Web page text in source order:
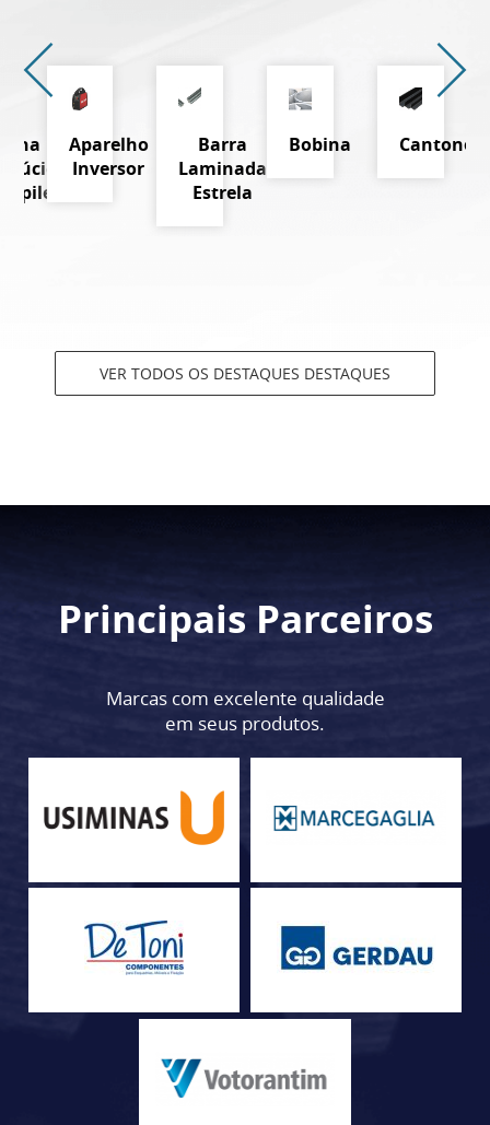
Aparelho
Inversor
Barra
Laminada
Estrela
Bobina
VER TODOS OS DESTAQUES DESTAQUES
Principais Parceiros
Marcas com excelente qualidade
em seus produtos.